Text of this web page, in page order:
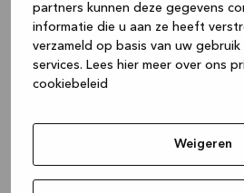
partners kunnen deze gegevens
informatie die u aan ze heeft
verzameld op basis van uw gebruik
services. Lees hier meer over ons
cookiebeleid
Weigeren
(see the
information).